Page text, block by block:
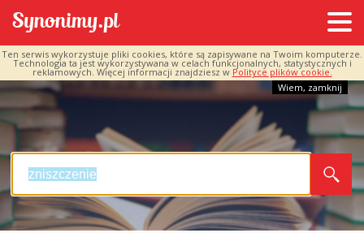
Ten serwis wykorzystuje pliki cookies, które są zapisywane na Twoim komputerze.
Technologia ta jest wykorzystywana w celach funkcjonalnych, statystycznych i
reklamowych. Więcej informacji znajdziesz w Polityce plików cookie.
Wiem, zamknij